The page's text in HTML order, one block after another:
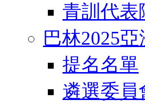
青訓代表
巴林2025
提名名單
遴選委員